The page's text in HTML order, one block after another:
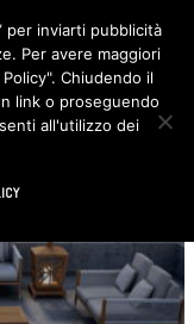
F
c
e
b
o
I
n
s
t
per inviarti pubblicità
Per avere maggiori
Chiudendo il
link o proseguendo
all'utilizzo dei